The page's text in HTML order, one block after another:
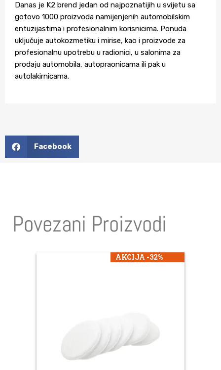
Danas je K2 brend jedan od najpoznatijih u svijetu sa
gotovo 1000 proizvoda namijenjenih automobilskim
entuzijastima i profesionalnim korisnicima. Ponuda
uključuje autokozmetiku i mirise, kao i proizvode za
profesionalnu upotrebu u radionici, u salonima za
prodaju automobila, autopraonicama ili pak u
autolakirnicama.
Facebook
Povezani Proizvodi
AKCIJA -32%